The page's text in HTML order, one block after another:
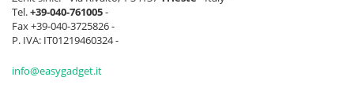
Tel.+39-040-761005-
Fax +39-040-3725826 -
P. IVA: IT01219460324 -
info@easygadget.it